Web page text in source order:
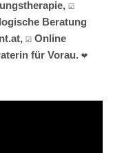
☑️
Beratung
☑️ Online
für Vorau. ❤